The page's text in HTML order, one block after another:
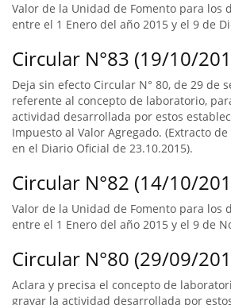
Valor de la Unidad de Fomento para los
entre el 1 Enero del año 2015 y el 9 de
Circular N°83 (19/10/
Deja sin efecto Circular N° 80, de 29 de
referente al concepto de laboratorio,
actividad desarrollada por estos
Impuesto al Valor Agregado. (Extracto
en el Diario Oficial de 23.10.2015).
Circular N°82 (14/10/
Valor de la Unidad de Fomento para los
entre el 1 Enero del año 2015 y el 9 de
Circular N°80 (29/09/
Aclara y precisa el concepto de
gravar la actividad desarrollada por